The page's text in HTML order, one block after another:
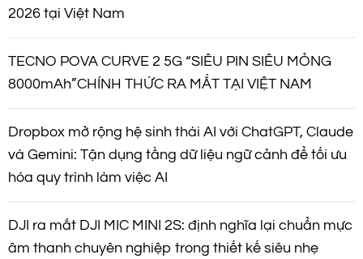
2026 tại Việt Nam
TECNO POVA CURVE 2 5G “SIÊU PIN SIÊU MỎNG
8000mAh”CHÍNH THỨC RA MẮT TẠI VIỆT NAM
Dropbox mở rộng hệ sinh thái AI với ChatGPT, Claude
và Gemini: Tận dụng tầng dữ liệu ngữ cảnh để tối ưu
hóa quy trình làm việc AI
DJI ra mắt DJI MIC MINI 2S: định nghĩa lại chuẩn mực
âm thanh chuyên nghiệp trong thiết kế siêu nhẹ